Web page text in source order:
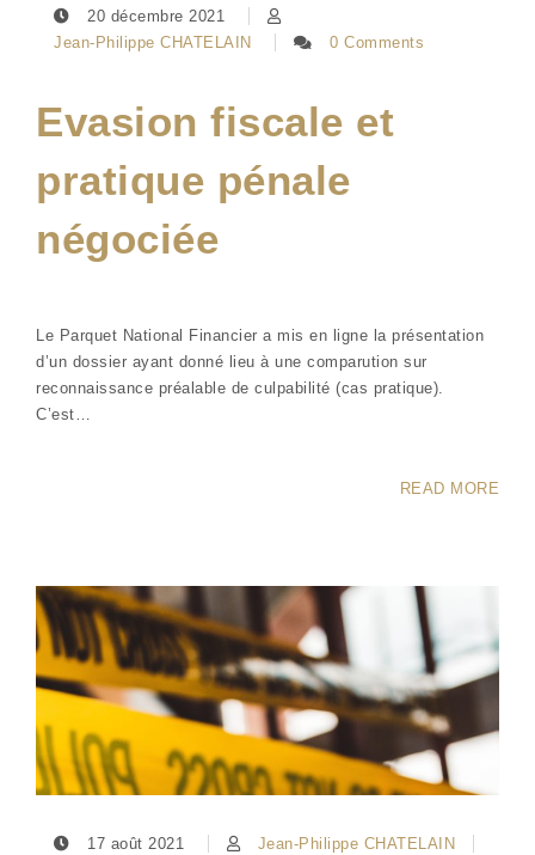
20 décembre 2021
Jean-Philippe CHATELAIN
0 Comments
Evasion fiscale et
pratique pénale
négociée
Le Parquet National Financier a mis en ligne la présentation
d’un dossier ayant donné lieu à une comparution sur
reconnaissance préalable de culpabilité (cas pratique).
C’est…
READ MORE
17 août 2021
Jean-Philippe CHATELAIN